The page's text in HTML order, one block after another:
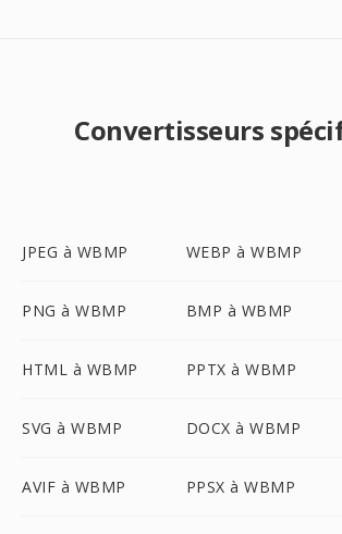
Convertisseurs
JPEG à WBMP WEBP à WBMP
PNG à WBMP BMP à WBMP
HTML à WBMP PPTX à WBMP
SVG à WBMP DOCX à WBMP
AVIF à WBMP PPSX à WBMP